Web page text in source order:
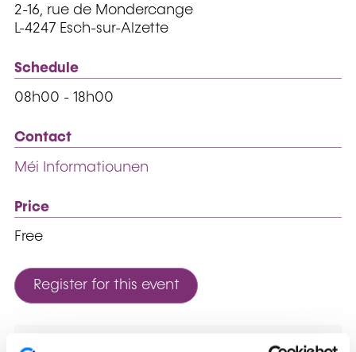
2-16, rue de Mondercange
L-4247 Esch-sur-Alzette
Schedule
08h00 - 18h00
Contact
Méi Informatiounen
Price
Free
Register for this event